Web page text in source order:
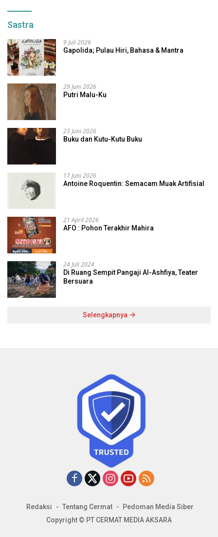
Sastra
9 Juli 2026
Gapolida; Pulau Hiri, Bahasa & Mantra
29 Juni 2026
Putri Malu-Ku
23 Juni 2026
Buku dan Kutu-Kutu Buku
17 Juni 2026
Antoine Roquentin: Semacam Muak Artifisial
21 April 2026
AFO : Pohon Terakhir Mahira
24 Juli 2024
Di Ruang Sempit Pangaji Al-Ashfiya, Teater
Bersuara
Selengkapnya
Redaksi Tentang Cermat
Pedoman Media Siber
Copyright © PT CERMAT MEDIA AKSARA